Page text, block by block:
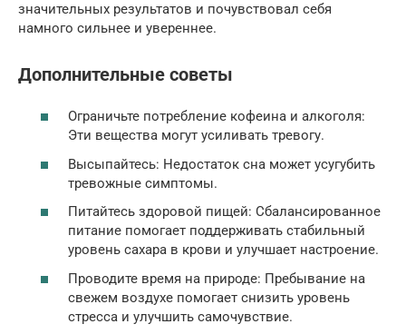
значительных результатов и почувствовал себя
намного сильнее и увереннее.
Дополнительные советы
Ограничьте потребление кофеина и алкоголя:
Эти вещества могут усиливать тревогу.
Высыпайтесь: Недостаток сна может усугубить
тревожные симптомы.
Питайтесь здоровой пищей: Сбалансированное
питание помогает поддерживать стабильный
уровень сахара в крови и улучшает настроение.
Проводите время на природе: Пребывание на
свежем воздухе помогает снизить уровень
стресса и улучшить самочувствие.